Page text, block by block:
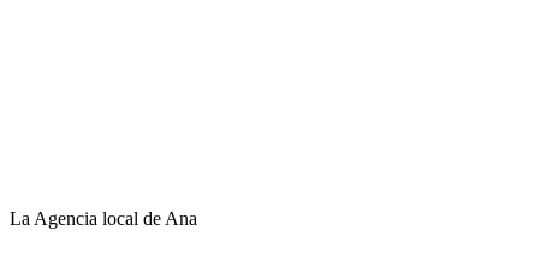
La Agencia local de Ana